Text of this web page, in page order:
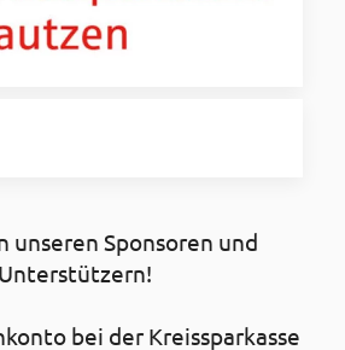
unseren Sponsoren und
Unterstützern!
bei der Kreissparkasse